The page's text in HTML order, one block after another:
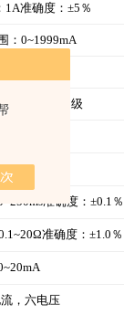
1A准确度：±5％
：0~1999mA
准确度：0.5级
度：1％
准确度：±0.1％
准确度：±1.0％
，六电压